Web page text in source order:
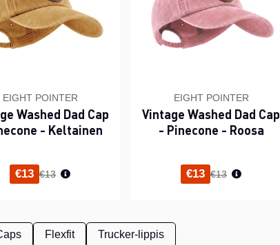
EIGHT POINTER
Washed Dad Cap
- Keltainen
€13 Normaali hinta
€13
EIGHT POINTER
Vintage Washed Dad Cap
- Pinecone - Roosa
€13 Normaali hinta
€13
Flexfit Trucker-lippis